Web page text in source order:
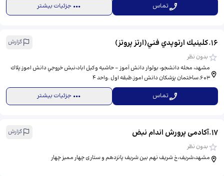
تماس جزئیات بیشتر
16
.كلينيك ارتوپدي فني(ارتز پروتز)
گزارش
بدون نظر
مشهد، محله دانشجو، بولوار دانش آموز - حاشيه وكيل اباد،نبش خروجي دانش اموز.پلاك
٦٠٣.ساختمان پزشكان دانش اموز.طبقه اول .واحد ٤
تماس جزئیات بیشتر
17
.آکادمی پرورش اندام نبض
گزارش
بدون نظر
مشهد،شریف،خ شریف نهم بین شریف پانزدهم و ستاری چهار ممیز چهار